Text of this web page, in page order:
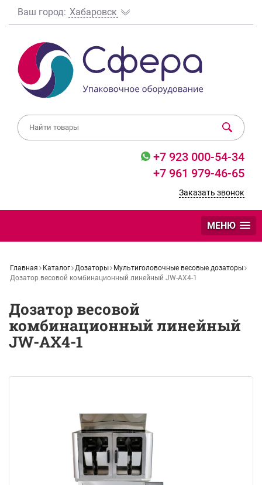
Ваш город: Хабаровск
+7 923 000-54-34
+7 961 979-46-65
Заказать звонок
МЕНЮ
Главная Каталог Дозаторы
Мультиголовочные весовые дозаторы
Дозатор весовой комбинационный линейный JW-AX4-1
Дозатор весовой
комбинационный линейный
JW-AX4-1